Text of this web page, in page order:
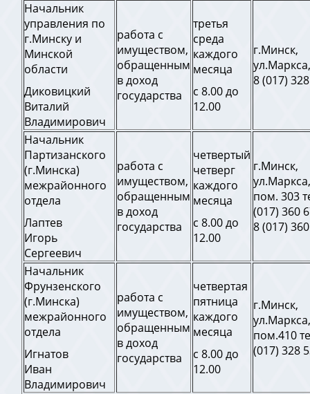
Начальник
управления по
г.Минску и
Минской
области
Диковицкий
Виталий
Владимирович
работа с
имуществом,
обращенным
в доход
государства
третья
среда
каждого
месяца
с 8.00 до
12.00
г.Минск,
8 (017)
Начальник
Партизанского
(г.Минска)
межрайонного
отдела
Лаптев
Игорь
Сергеевич
работа с
имуществом,
обращенным
в доход
государства
четвертый
четверг
каждого
месяца
с 8.00 до
12.00
г.Минск,
пом. 303
(017) 360
8 (017)
Начальник
Фрунзенского
(г.Минска)
межрайонного
отдела
Игнатов
Иван
Владимирович
работа с
имуществом,
обращенным
в доход
государства
четвертая
пятница
каждого
месяца
с 8.00 до
12.00
г.Минск,
пом.410
(017) 328